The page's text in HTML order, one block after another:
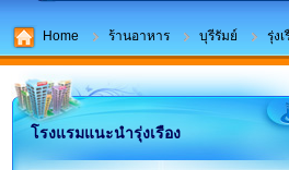
Home ร้านอาหาร บุรีรัมย์ รุ่งเ
โรงแรมแนะนำรุ่งเรือง